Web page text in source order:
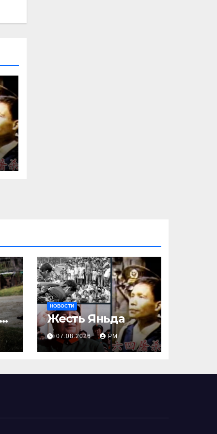
НОВОСТИ
Жесть Яньда
07.08.2026 РМ